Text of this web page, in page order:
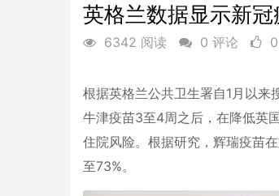
英格兰数据显示新
6342 阅读 0 评论
根据英格兰公共卫生署自1月以
牛津疫苗3至4周之后，在降低英
住院风险。根据研究，辉瑞疫苗
至73%。